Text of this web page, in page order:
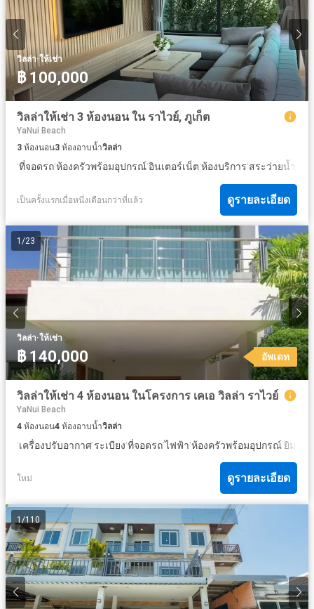
วิลล่า·ให้เช่า
฿ 100,000
วิลล่าให้เช่า 3 ห้องนอน ใน ราไวย์, ภูเก็ต
YaNui Beach
3 ห้องนอน3 ห้องอาบน้ำวิลล่า
·ที่จอดรถ·ห้องครัวพร้อมอุปกรณ์·อินเตอร์เน็ต·ห้องบริการ·สระว่ายน้ำ
เป็นครั้งแรกเมื่อหนึ่งเดือนกว่าที่แล้ว ดูรายละเอียด
1 /23
วิลล่า·ให้เช่า
฿ 140,000 อัพเดท
วิลล่าให้เช่า 4 ห้องนอน ในโครงการ เคเอ วิลล่า ราไวย์
YaNui Beach
4 ห้องนอน4 ห้องอาบน้ำวิลล่า
·เครื่องปรับอากาศ·ระเบียง·ที่จอดรถ·ไฟฟ้า·ห้องครัวพร้อมอุปกรณ์·ยิม
ใหม่ ดูรายละเอียด
1 /110